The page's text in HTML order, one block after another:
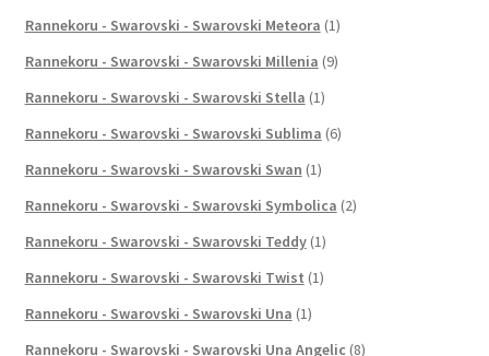
Rannekoru - Swarovski - Swarovski Meteora (1)
Rannekoru - Swarovski - Swarovski Millenia (9)
Rannekoru - Swarovski - Swarovski Stella (1)
Rannekoru - Swarovski - Swarovski Sublima (6)
Rannekoru - Swarovski - Swarovski Swan (1)
Rannekoru - Swarovski - Swarovski Symbolica (2)
Rannekoru - Swarovski - Swarovski Teddy (1)
Rannekoru - Swarovski - Swarovski Twist (1)
Rannekoru - Swarovski - Swarovski Una (1)
Rannekoru - Swarovski - Swarovski Una Angelic (8)